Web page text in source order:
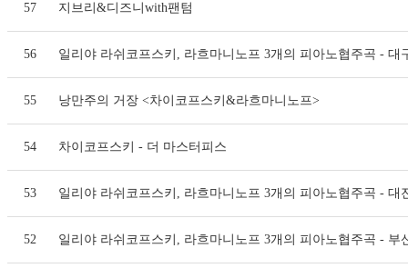
57 지브리&디즈니with팬텀
56 일리야 라쉬코프스키, 라흐마니노프 3개의 피아노협주곡 - 대
55 낭만주의 거장 <차이코프스키&라흐마니노프>
54 차이코프스키 - 더 마스터피스
53 일리야 라쉬코프스키, 라흐마니노프 3개의 피아노협주곡 - 대
52 일리야 라쉬코프스키, 라흐마니노프 3개의 피아노협주곡 - 부